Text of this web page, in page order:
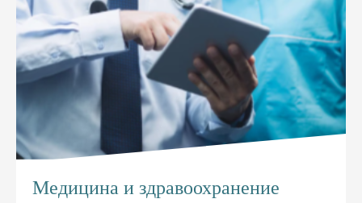
Исследуйте
Медицина и здравоохранение